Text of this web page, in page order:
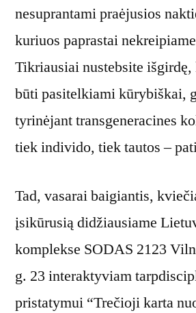
nesuprantami praėjusios
kuriuos paprastai
Tikriausiai nustebsite
būti pasitelkiami kūrybiškai,
tyrinėjant transgeneracines
tiek individo, tiek tautos –
Tad, vasarai baigiantis,
įsikūrusią didžiausiame
komplekse SODAS 2123
g. 23 interaktyviam
pristatymui “Trečioji karta